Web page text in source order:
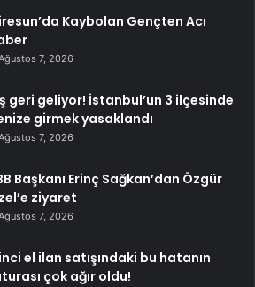
Kaybolan Gençten Acı
7, 2026
geri geliyor! İstanbul’un 3 ilçesinde
girmek yasaklandı
7, 2026
Başkanı Erinç Sağkan’dan Özgür
ziyaret
7, 2026
el ilan satışındaki bu hatanın
çok ağır oldu!